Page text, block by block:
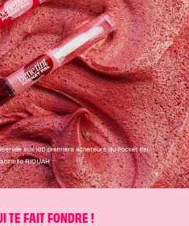
TE FAIT FONDRE !